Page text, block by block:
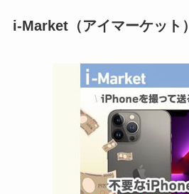
i-Market（アイマーケット）